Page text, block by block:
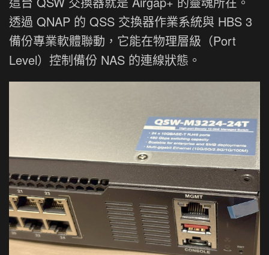
透過 QNAP 的 QSS 交換器作業系統與 HBS 3
備份專業軟體聯動，它能在物理層級（Port
Level）控制備份 NAS 的連線狀態。